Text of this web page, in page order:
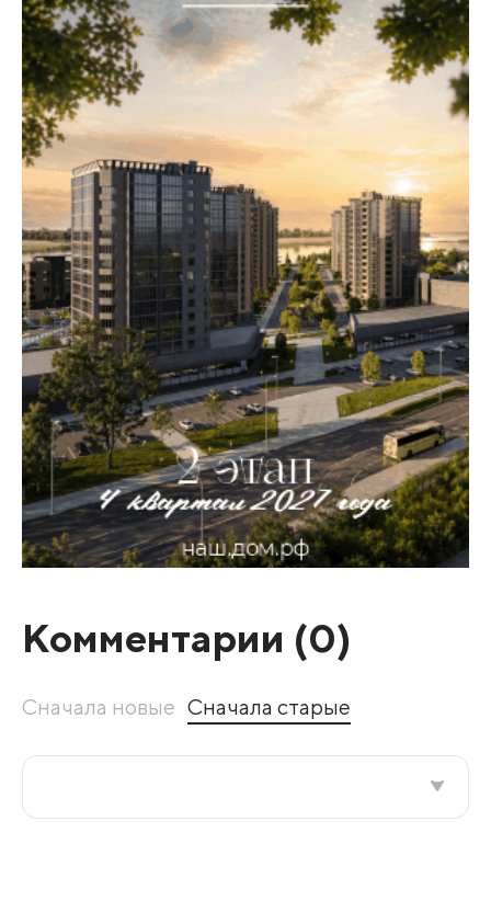
Комментарии (0)
Сначала новые Сначала старые